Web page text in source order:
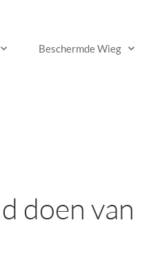
Beschermde Wieg
doen van